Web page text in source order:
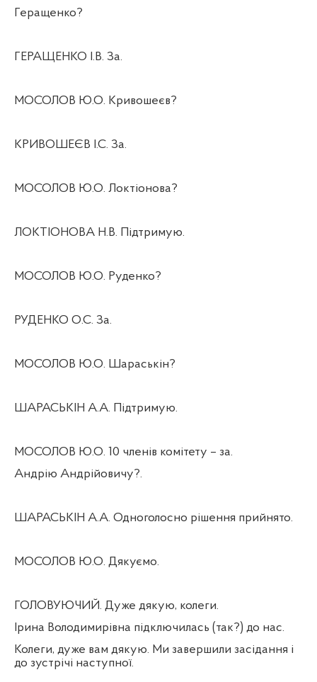
Геращенко?
ГЕРАЩЕНКО І.В. За.
МОСОЛОВ Ю.О. Кривошеєв?
КРИВОШЕЄВ І.С. За.
МОСОЛОВ Ю.О. Локтіонова?
ЛОКТІОНОВА Н.В. Підтримую.
МОСОЛОВ Ю.О. Руденко?
РУДЕНКО О.С. За.
МОСОЛОВ Ю.О. Шараськін?
ШАРАСЬКІН А.А. Підтримую.
МОСОЛОВ Ю.О. 10 членів комітету – за.
Андрію Андрійовичу?.
ШАРАСЬКІН А.А. Одноголосно рішення прийнято.
МОСОЛОВ Ю.О. Дякуємо.
ГОЛОВУЮЧИЙ. Дуже дякую, колеги.
Ірина Володимирівна підключилась (так?) до нас.
Колеги, дуже вам дякую. Ми завершили засідання і
до зустрічі наступної.